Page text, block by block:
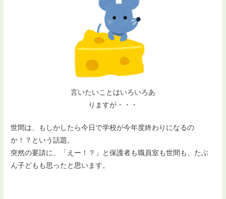
言いたいことはいろいろあ
りますが・・・
世間は、もしかしたら今日で学校が今年度終わりになるの
か！？という話題。
突然の要請に、「えー！？」と保護者も職員室も世間も、たぶ
ん子どもも思ったと思います。